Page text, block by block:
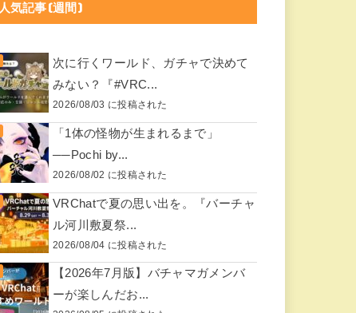
人気記事(週間)
次に行くワールド、ガチャで決めて
みない？『#VRC...
2026/08/03 に投稿された
「1体の怪物が生まれるまで」
──Pochi by...
2026/08/02 に投稿された
VRChatで夏の思い出を。『バーチャ
ル河川敷夏祭...
2026/08/04 に投稿された
【2026年7月版】バチャマガメンバ
ーが楽しんだお...